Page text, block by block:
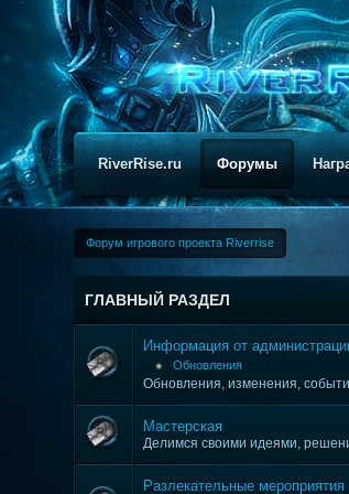
RiverRise.ru Форумы
Форум игрового проекта Riverrise
ГЛАВНЫЙ РАЗДЕЛ
Информация от
Обновления
Обновления, изменения,
Мастерская
Делимся своими идеями,
Разлекательные мероприятия